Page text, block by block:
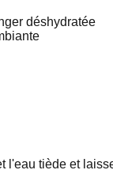
déshydratée
l'eau tiède et